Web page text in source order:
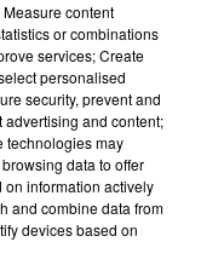
: le CHU de Nîmes
content
or combinations
services; Create
personalised
security, prevent and
advertising and content;
technologies may
data to offer
information actively
and combine data from
devices based on